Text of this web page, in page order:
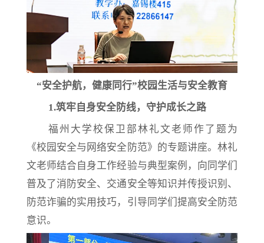
“安全护航，健康同行”校园生活与安全教育
1.筑牢自身安全防线，守护成长之路
福州大学校保卫部林礼文老师作了题为
《校园安全与网络安全防范》的专题讲座。林礼
文老师结合自身工作经验与典型案例，向同学们
普及了消防安全、交通安全等知识并传授识别、
防范诈骗的实用技巧，引导同学们提高安全防范
意识。